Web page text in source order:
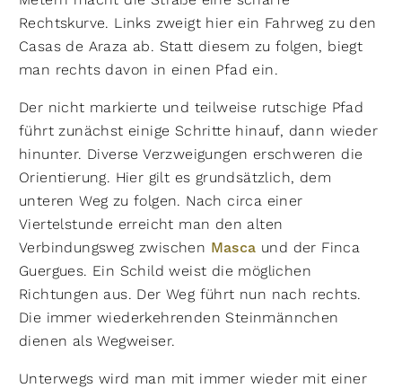
Rechtskurve. Links zweigt hier ein Fahrweg zu den
Casas de Araza ab. Statt diesem zu folgen, biegt
man rechts davon in einen Pfad ein.
Der nicht markierte und teilweise rutschige Pfad
führt zunächst einige Schritte hinauf, dann wieder
hinunter. Diverse Verzweigungen erschweren die
Orientierung. Hier gilt es grundsätzlich, dem
unteren Weg zu folgen. Nach circa einer
Viertelstunde erreicht man den alten
Verbindungsweg zwischen Masca und der Finca
Guergues. Ein Schild weist die möglichen
Richtungen aus. Der Weg führt nun nach rechts.
Die immer wiederkehrenden Steinmännchen
dienen als Wegweiser.
Unterwegs wird man mit immer wieder mit einer